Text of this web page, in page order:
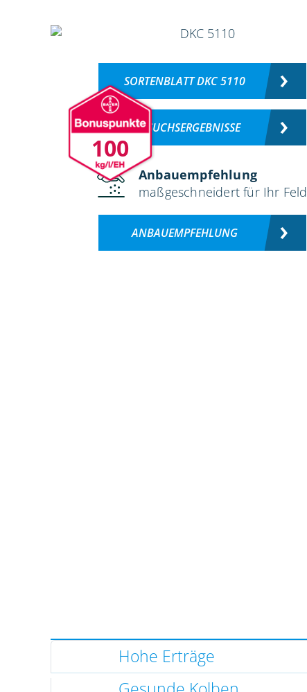
100
SORTENBLATT DKC 5110
VERSUCHSERGEBNISSE
Anbauempfehlung
maßgeschneidert für Ihr Feld
ANBAUEMPFEHLUNG
Hohe Erträge